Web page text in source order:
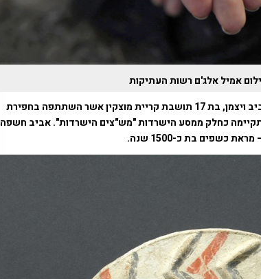
אמיל אלג'ם רשות העתיקות
מי שאחראית למציאת הממצא הנדיר, היא אביב ויצמן, בת 17 תושבת קריית מוצקין אשר השתתפה בחפירת
כחלק ממסע הישרדות "מש"צים הישרדות". אביב חשפה
כשפים בת כ-1500 שנה.